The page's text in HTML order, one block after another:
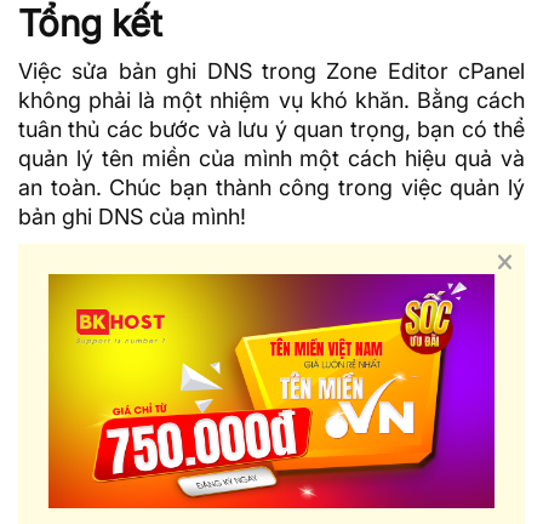
Tổng kết
Việc sửa bản ghi DNS trong Zone Editor cPanel
không phải là một nhiệm vụ khó khăn. Bằng cách
tuân thủ các bước và lưu ý quan trọng, bạn có thể
quản lý tên miền của mình một cách hiệu quả và
an toàn. Chúc bạn thành công trong việc quản lý
bản ghi DNS của mình!